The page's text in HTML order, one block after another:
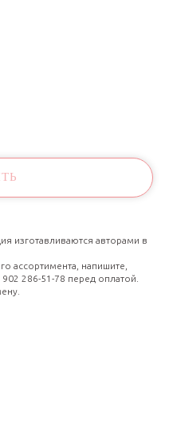
изготавливаются авторами в
ассортимента, напишите,
286-51-78 перед оплатой.